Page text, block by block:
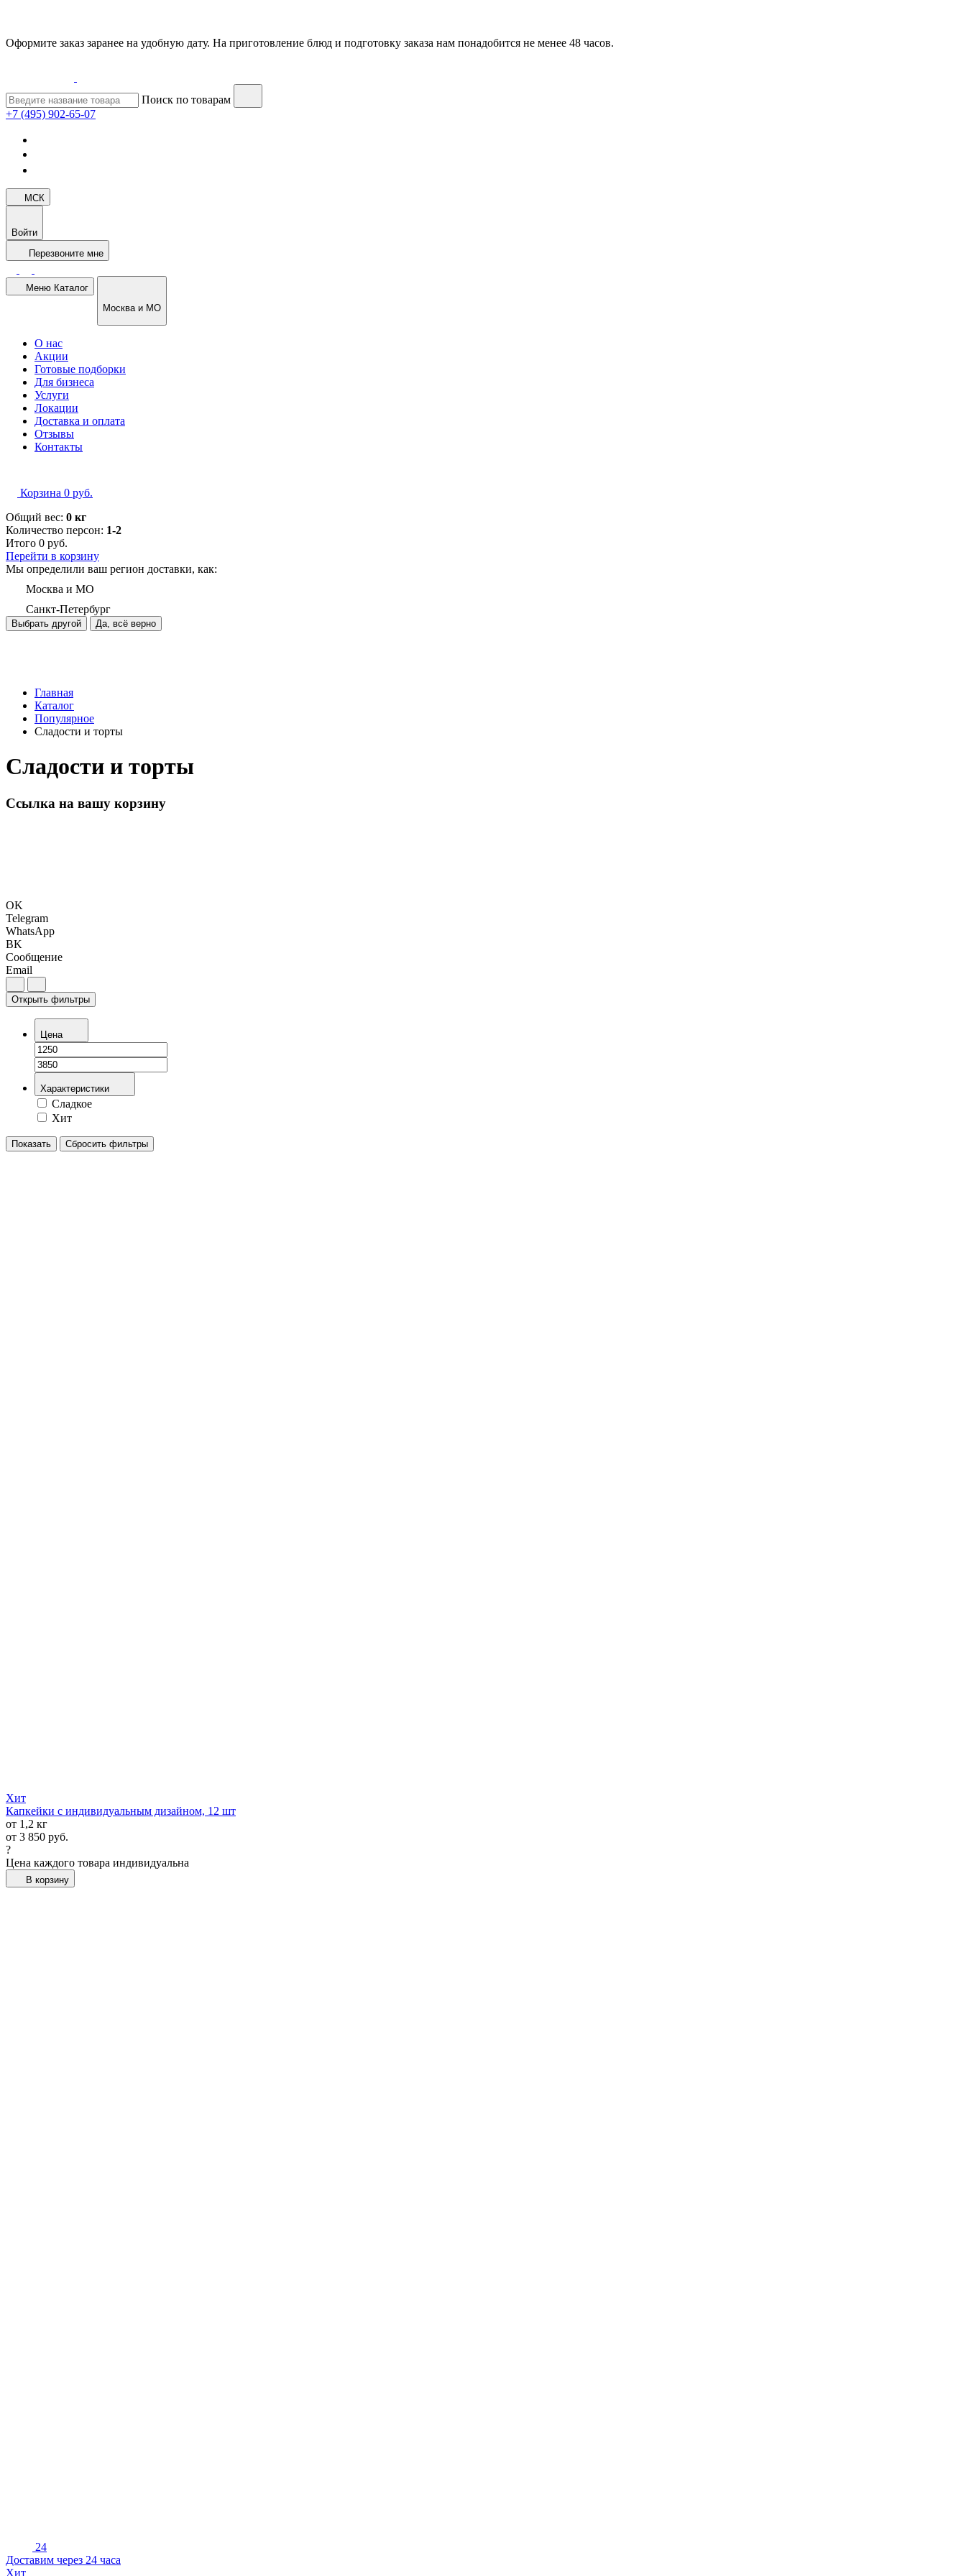
Оформите заказ заранее на удобную дату. На приготовление блюд и подготовку заказа нам понадобится не менее 48 часов.
Поиск по товарам
+7 (495) 902-65-07
МСК
Войти
Перезвоните мне
Меню Каталог
Москва и МО
О нас
Акции
Готовые подборки
Для бизнеса
Услуги
Локации
Доставка и оплата
Отзывы
Контакты
Корзина 0 руб.
Общий вес: 0 кг
Количество персон: 1-2
Итого 0 руб.
Перейти в корзину
Мы определили ваш регион доставки, как:
Москва и МО
Санкт-Петербург
Выбрать другой Да, всё верно
Главная
Каталог
Популярное
Сладости и торты
Сладости и торты
Ссылка на вашу корзину
OK
Telegram
WhatsApp
BK
Сообщение
Email
Открыть фильтры
Цена
Характеристики
Сладкое
Хит
Хит
Капкейки с индивидуальным дизайном, 12 шт
от 1,2 кг
от 3 850 руб.
?
Цена каждого товара индивидуальна
В корзину
24
Доставим через 24 часа
Хит